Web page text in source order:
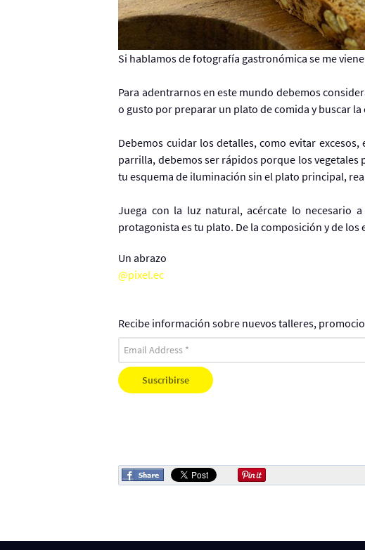
Si hablamos de fotografía gastronómica se me
Para adentrarnos en este mundo debemos
o gusto por preparar un plato de comida y buscar
Debemos cuidar los detalles, como evitar
parrilla, debemos ser rápidos porque los vegetales
tu esquema de iluminación sin el plato principal,
Juega con la luz natural, acércate lo necesario
protagonista es tu plato. De la composición y de
Un abrazo
@pixel.ec
Recibe información sobre nuevos talleres,